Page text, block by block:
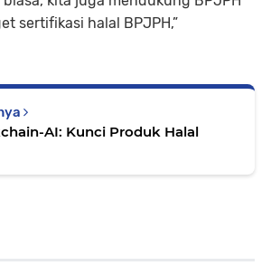
sertifikasi halal BPJPH,”
AI: Kunci Produk Halal